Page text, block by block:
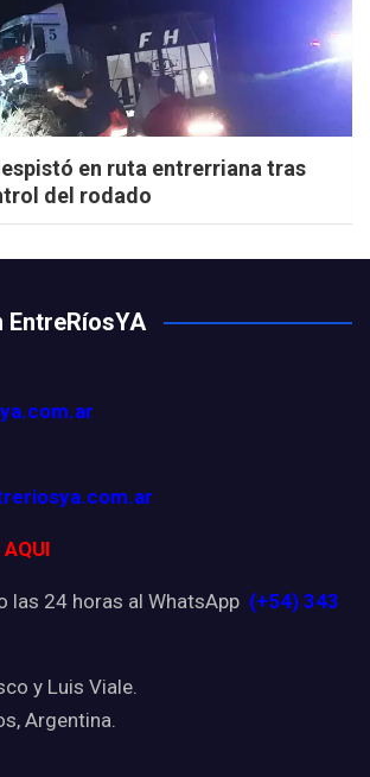
en ruta entrerriana tras
del rodado
las 24 horas al WhatsApp (+54) 343
y Luis Viale.
Argentina.